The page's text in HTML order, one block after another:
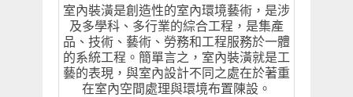
室內裝潢是創造性的室內環境藝術，是涉
及多學科、多行業的綜合工程，是集產
品、技術、藝術、勞務和工程服務於一體
的系統工程。簡單言之，室內裝潢就是工
藝的表現，與室內設計不同之處在於著重
在室內空間處理與環境布置陳設。